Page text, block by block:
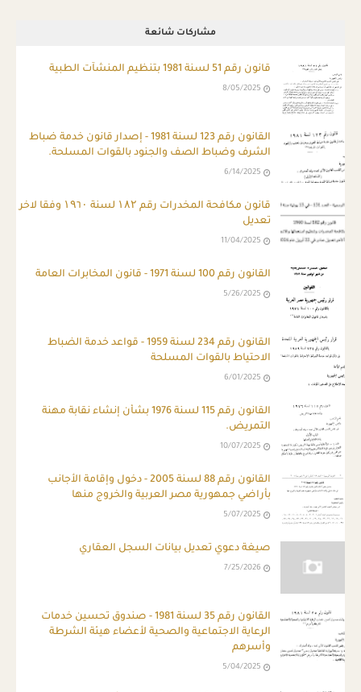
مشاركات شائعة
قانون رقم 51 لسنة 1981 بتنظيم المنشآت الطبية
8/05/2025
ِالقانون رقم 123 لسنة 1981 - إصدار قانون خدمة ضباط
الشرف وضباط الصف والجنود بالقوات المسلحة.
6/14/2025
قانون مكافحة المخدرات رقم ۱۸۲ لسنة ۱۹٦۰ وفقا لاخر
تعديل
11/04/2025
القانون رقم 100 لسنة 1971 - قانون المخابرات العامة
5/26/2025
القانون رقم 234 لسنة 1959 - قواعد خدمة الضباط
الاحتياط بالقوات المسلحة
6/01/2025
القانون رقم 115 لسنة 1976 بشأن إنشاء نقابة مهنة
التمريض.
10/07/2025
القانون رقم 88 لسنة 2005 - دخول وإقامة الأجانب
بأراضي جمهورية مصر العربية والخروج منها
5/07/2025
صيغة دعوي تعديل بيانات السجل العقاري
7/25/2026
القانون رقم 35 لسنة 1981 - صندوق تحسين خدمات
الرعاية الاجتماعية والصحية لأعضاء هيئة الشرطة
وأسرهم
5/04/2025